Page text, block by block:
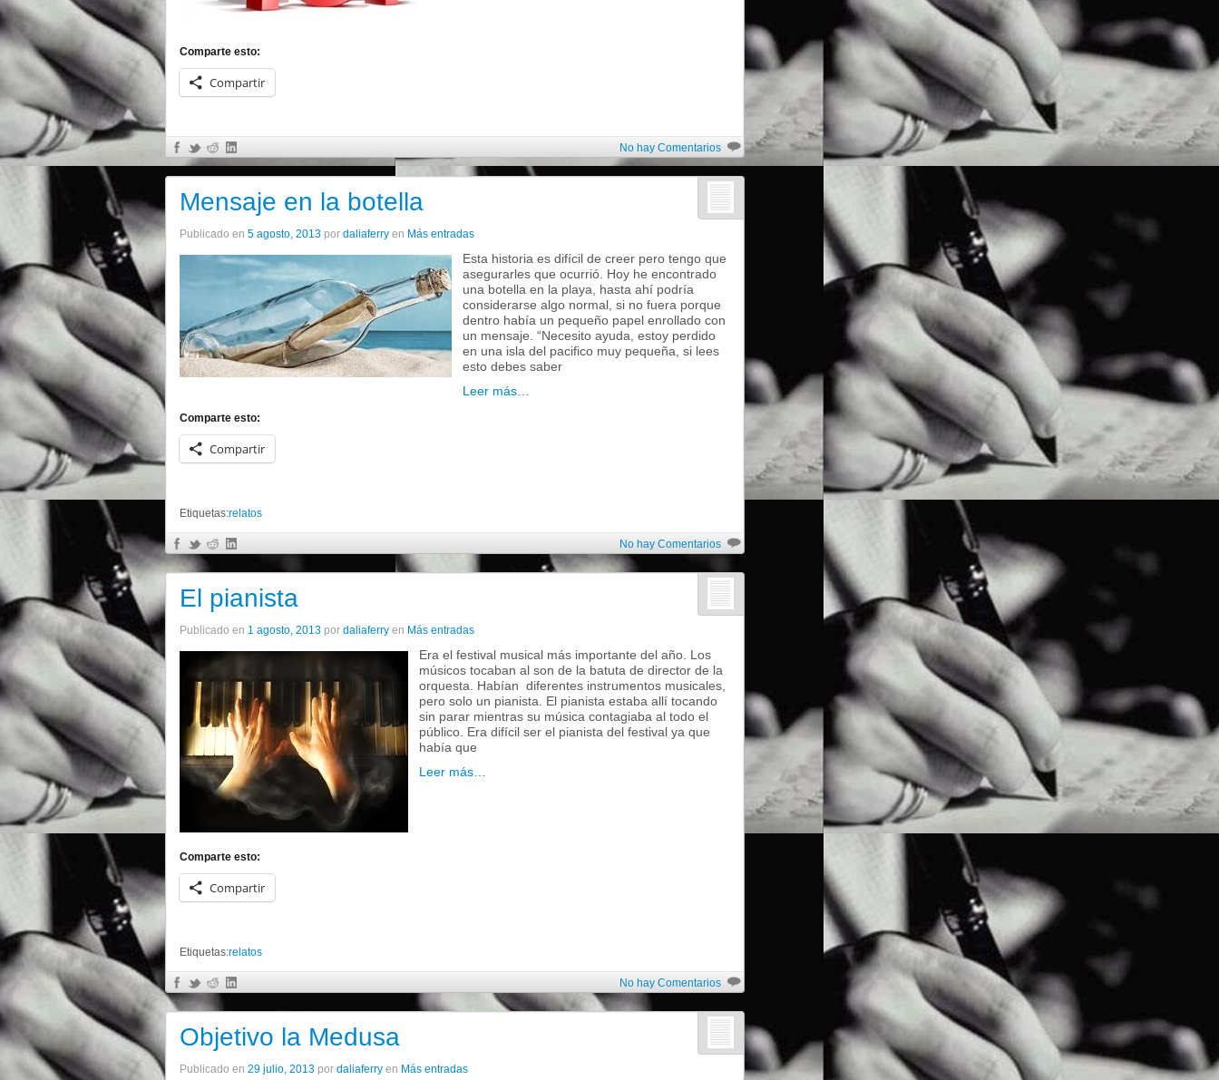
Comparte esto:
Compartir
No hay Comentarios
Mensaje en la botella
Publicado en 5 agosto, 2013 por daliaferry en Más entradas
Esta historia es difícil de creer pero tengo que
asegurarles que ocurrió. Hoy he encontrado
una botella en la playa, hasta ahí podría
considerarse algo normal, si no fuera porque
dentro había un pequeño papel enrollado con
un mensaje. “Necesito ayuda, estoy perdido
en una isla del pacifico muy pequeña, si lees
esto debes saber
Leer más…
Comparte esto:
Compartir
Etiquetas:relatos
No hay Comentarios
El pianista
Publicado en 1 agosto, 2013 por daliaferry en Más entradas
Era el festival musical más importante del año. Los
músicos tocaban al son de la batuta de director de la
orquesta. Habían diferentes instrumentos musicales,
pero solo un pianista. El pianista estaba allí tocando
sin parar mientras su música contagiaba al todo el
público. Era difícil ser el pianista del festival ya que
había que
Leer más…
Comparte esto:
Compartir
Etiquetas:relatos
No hay Comentarios
Objetivo la Medusa
Publicado en 29 julio, 2013 por daliaferry en Más entradas